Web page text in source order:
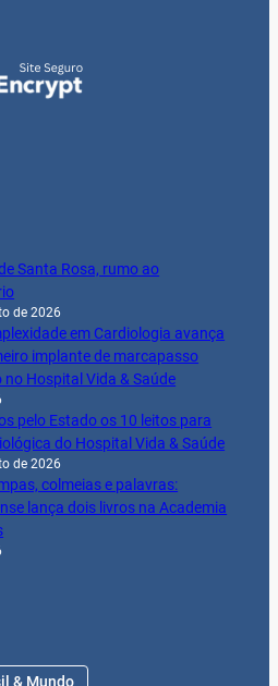
Santa Rosa, rumo ao
de 2026
em Cardiologia avança
implante de marcapasso
no Hospital Vida & Saúde
pelo Estado os 10 leitos para
do Hospital Vida & Saúde
de 2026
colmeias e palavras:
lança dois livros na Academia
& Mundo